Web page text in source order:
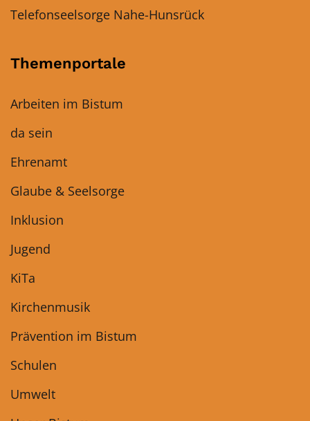
Telefonseelsorge Nahe-Hunsrück
Themenportale
Arbeiten im Bistum
da sein
Ehrenamt
Glaube & Seelsorge
Inklusion
Jugend
KiTa
Kirchenmusik
Prävention im Bistum
Schulen
Umwelt